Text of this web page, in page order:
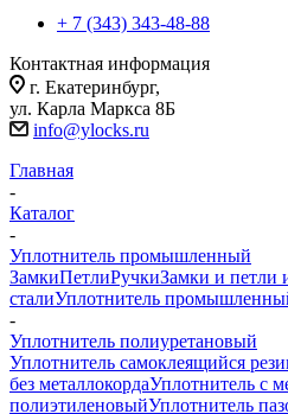
+ 7 (343) 343-48-88
Контактная информация
г. Екатеринбург,
ул. Карла Маркса 8Б
info@ylocks.ru
Главная
-
Каталог
-
Уплотнитель промышленный
ЗамкиПетлиРучкиЗамки и петли
сталиУплотнитель
-
Уплотнитель полиуретановый
Уплотнитель самоклеящийся
без металлокордаУплотнитель с
полиэтиленовыйУплотнитель